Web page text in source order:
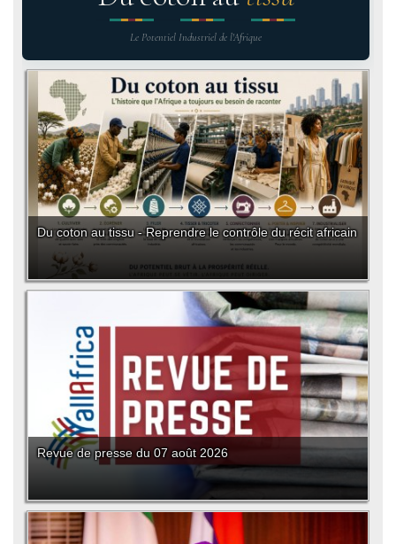
Le Potentiel Industriel de l'Afrique
Du coton au tissu - Reprendre le contrôle du récit africain
Revue de presse du 07 août 2026